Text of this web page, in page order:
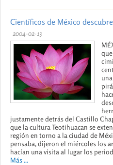
Científicos de México
2004-02-13
justamente detrás del Castillo
que la cultura Teotihuacan se
región en torno a la ciudad de
pensaba, dijeron el miércoles los
hacían una visita al lugar los
Más ...